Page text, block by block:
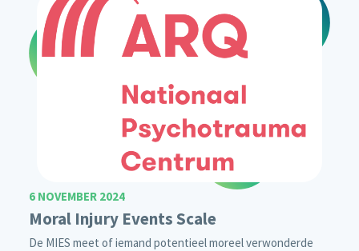
6 NOVEMBER 2024
Moral Injury Events Scale
De MIES meet of iemand potentieel moreel verwonderde